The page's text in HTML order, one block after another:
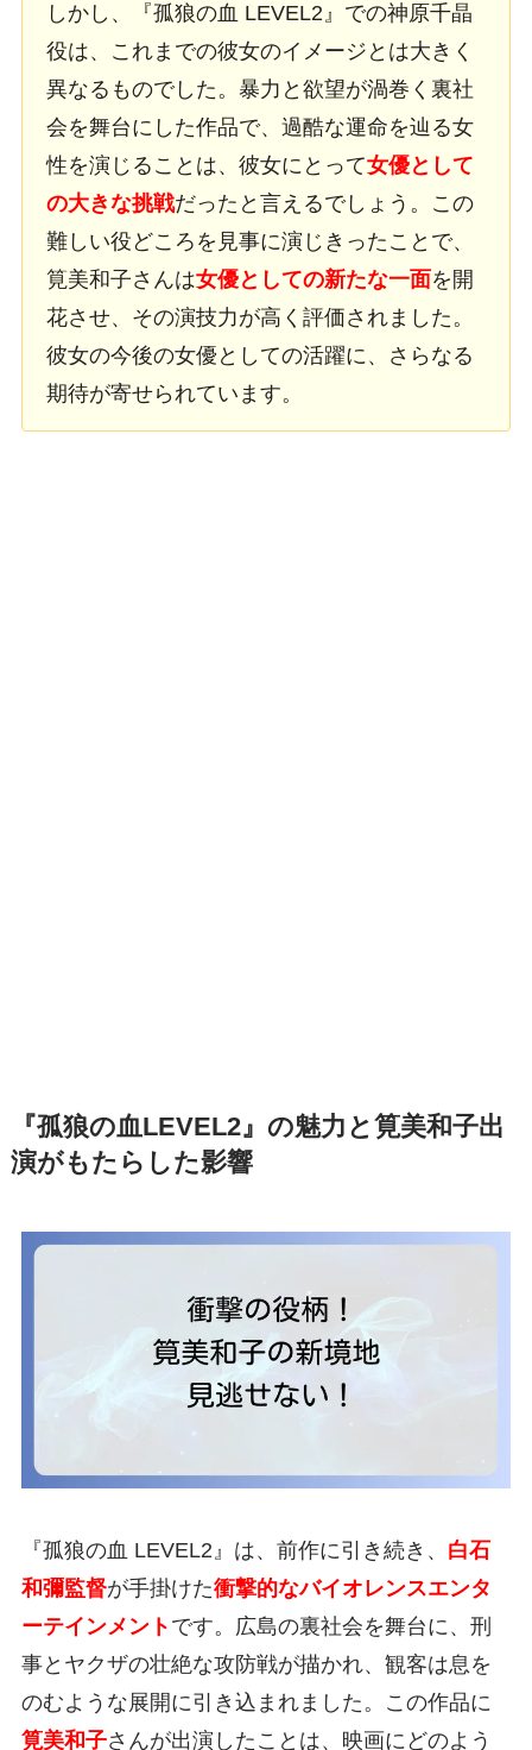
しかし、『孤狼の血 LEVEL2』での神原千晶
役は、これまでの彼女のイメージとは大きく
異なるものでした。暴力と欲望が渦巻く裏社
会を舞台にした作品で、過酷な運命を辿る女
性を演じることは、彼女にとって女優として
の大きな挑戦だったと言えるでしょう。この
難しい役どころを見事に演じきったことで、
筧美和子さんは女優としての新たな一面を開
花させ、その演技力が高く評価されました。
彼女の今後の女優としての活躍に、さらなる
期待が寄せられています。
『孤狼の血LEVEL2』の魅力と筧美和子出
演がもたらした影響
『孤狼の血 LEVEL2』は、前作に引き続き、 白石
和彌監督が手掛けた衝撃的なバイオレンスエンタ
ーテインメント です。広島の裏社会を舞台に、刑
事とヤクザの壮絶な攻防戦が描かれ、観客は息を
のむような展開に引き込まれました。この作品に
筧美和子さんが出演したことは、映画にどのよう